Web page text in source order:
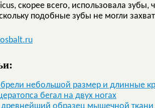
скорее всего, использовала
подобные зубы не могли
небольшой размер и длинные
бегал на двух ногах